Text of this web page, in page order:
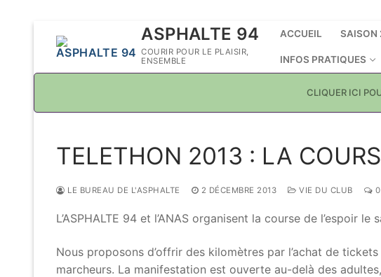
ASPHALTE 94
COURIR POUR LE PLAISIR,
ENSEMBLE
ACCUEIL
INFOS PRATIQUES
CLIQUER ICI
TELETHON 2013 : LA
LE BUREAU DE L'ASPHALTE 2 DÉCEMBRE 2013 VIE DU CLUB
L’ASPHALTE 94 et l’ANAS organisent la course de l’espoir
Nous proposons d’offrir des kilomètres par l’achat de
marcheurs. La manifestation est ouverte au-delà des